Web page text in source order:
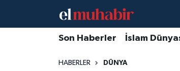
Son Haberler İslam
HABERLER DÜNYA
Hava Durumu
Trafik Durumu